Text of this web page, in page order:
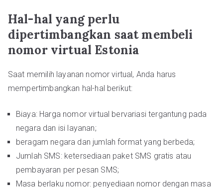
Hal-hal yang perlu
dipertimbangkan saat membeli
nomor virtual Estonia
Saat memilih layanan nomor virtual, Anda harus
mempertimbangkan hal-hal berikut:
Biaya: Harga nomor virtual bervariasi tergantung pada
negara dan isi layanan;
beragam negara dan jumlah format yang berbeda;
Jumlah SMS: ketersediaan paket SMS gratis atau
pembayaran per pesan SMS;
Masa berlaku nomor: penyediaan nomor dengan masa